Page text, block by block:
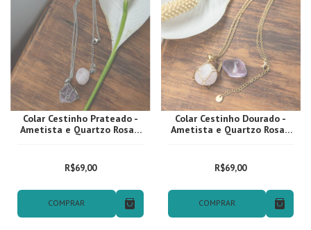
Colar Cestinho Prateado -
Ametista e Quartzo Rosa -
R$69,00
COMPRAR
Colar Cestinho Dourado -
Ametista e Quartzo Rosa -
R$69,00
COMPRAR